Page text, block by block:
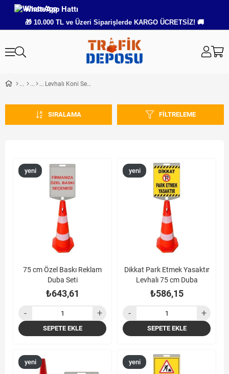
WhatsApp Hattı
🎁 10.000 TL ve Üzeri Siparişlerde KARGO ÜCRETSİZ! 🚚
Levhalı Koni Setleri
FILTRELEME
SIRALAMA
75 cm Özel Baskı Reklam
Duba Seti
₺643,61
yeni
SEPETE EKLE
Dikkat Park Etmek Yasaktır
Levhalı 75 cm Duba
₺586,15
yeni
SEPETE EKLE
yeni
yeni